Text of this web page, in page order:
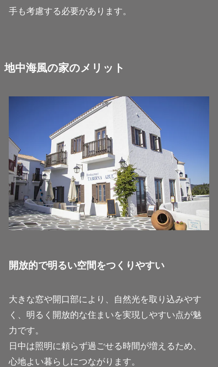
手も考慮する必要があります。
地中海風の家のメリット
開放的で明るい空間をつくりやすい
大きな窓や開口部により、自然光を取り込みやす
く、明るく開放的な住まいを実現しやすい点が魅
力です。
日中は照明に頼らず過ごせる時間が増えるため、
心地よい暮らしにつながります。